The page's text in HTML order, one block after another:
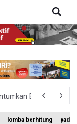
Batas Waktu
Capai 10,05
lomba berhitung